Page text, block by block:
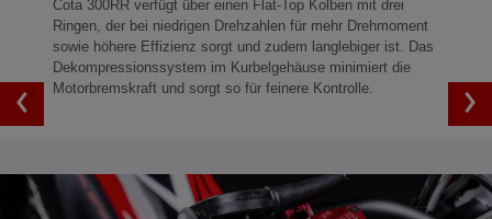
Cota 300RR verfügt über einen Flat-Top Kolben mit drei
Ringen, der bei niedrigen Drehzahlen für mehr Drehmoment
sowie höhere Effizienz sorgt und zudem langlebiger ist. Das
Dekompressionssystem im Kurbelgehäuse minimiert die
Motorbremskraft und sorgt so für feinere Kontrolle.